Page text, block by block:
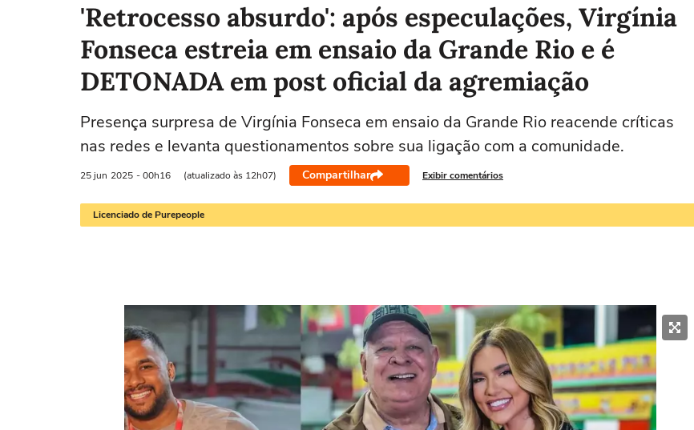
'Retrocesso absurdo': após especulações, Virgínia
Fonseca estreia em ensaio da Grande Rio e é
DETONADA em post oficial da agremiação
Presença surpresa de Virgínia Fonseca em ensaio da Grande Rio reacende críticas
nas redes e levanta questionamentos sobre sua ligação com a comunidade.
25 jun 2025 - 00h16 (atualizado às 12h07) Compartilhar Exibir comentários
Licenciado de Purepeople